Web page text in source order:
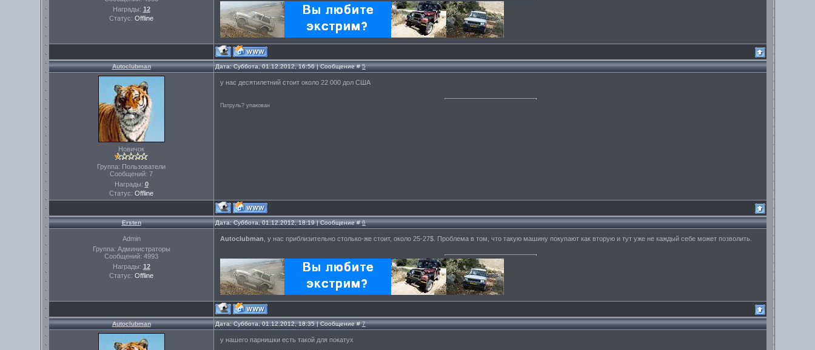
Награды: 12
Статус: Offline
Autoclubman Дата: Суббота, 01.12.2012, 16:56 | Сообщение #5
Новичок
Группа: Пользователи
Сообщений: 7
Награды: 0
Статус: Offline
у нас десятилетний стоит около 22 000 дол США
Патруль? упакован
Ersten Дата: Суббота, 01.12.2012, 18:19 | Сообщение #6
Admin
Группа: Администраторы
Сообщений: 4993
Награды: 12
Статус: Offline
Autoclubman , у нас приблизительно столько-же стоит, около 25-27$. Проблема в том, что такую машину покупают как вторую и тут уже не каждый себе может позволить.
Autoclubman Дата: Суббота, 01.12.2012, 18:35 | Сообщение #7
у нашего парнишки есть такой для покатух